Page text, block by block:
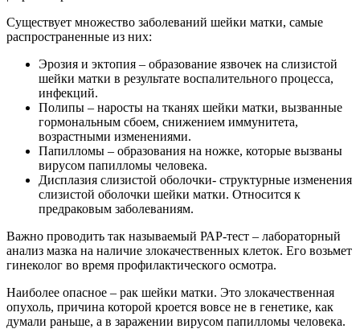
Существует множество заболеваний шейки матки, самые
распространенные из них:
Эрозия и эктопия – образование язвочек на слизистой
шейки матки в результате воспалительного процесса,
инфекций.
Полипы – наросты на тканях шейки матки, вызванные
гормональным сбоем, снижением иммунитета,
возрастными изменениями.
Папилломы – образования на ножке, которые вызваны
вирусом папилломы человека.
Дисплазия слизистой оболочки- структурные изменения
слизистой оболочки шейки матки. Относится к
предраковым заболеваниям.
Важно проводить так называемый РАР-тест – лабораторный
анализ мазка на наличие злокачественных клеток. Его возьмет
гинеколог во время профилактического осмотра.
Наиболее опасное – рак шейки матки. Это злокачественная
опухоль, причина которой кроется вовсе не в генетике, как
думали раньше, а в заражении вирусом папилломы человека.